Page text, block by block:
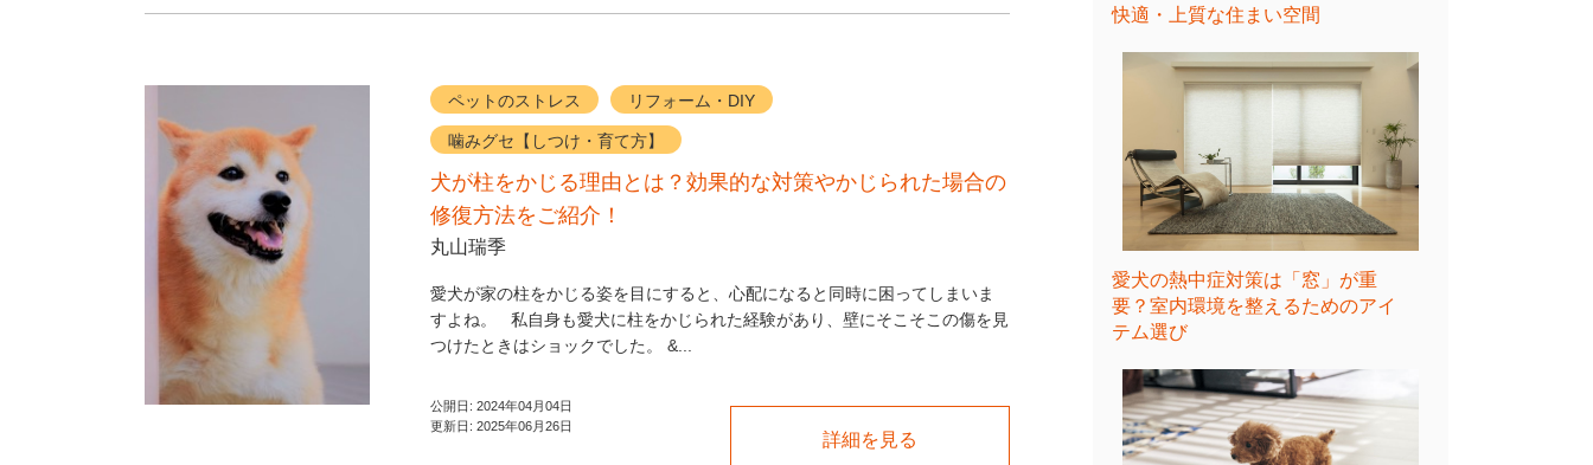
ペットのストレス リフォーム・DIY
噛みグセ【しつけ・育て方】
犬が柱をかじる理由とは？効果的な対策やかじられた場合の
修復方法をご紹介！
丸山瑞季
愛犬が家の柱をかじる姿を目にすると、心配になると同時に困ってしまいま
すよね。 私自身も愛犬に柱をかじられた経験があり、壁にそこそこの傷を見
つけたときはショックでした。 &...
公開日: 2024年04月04日
更新日: 2025年06月26日
詳細を見る
快適・上質な住まい空間
愛犬の熱中症対策は「窓」が重
要？室内環境を整えるためのアイ
テム選び